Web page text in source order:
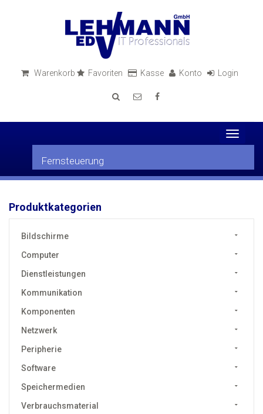
Warenkorb Favoriten Kasse Konto Login
Toggle
Fernsteuerung
Produktkategorien
Bildschirme
Computer
Dienstleistungen
Kommunikation
Komponenten
Netzwerk
Peripherie
Software
Speichermedien
Verbrauchsmaterial